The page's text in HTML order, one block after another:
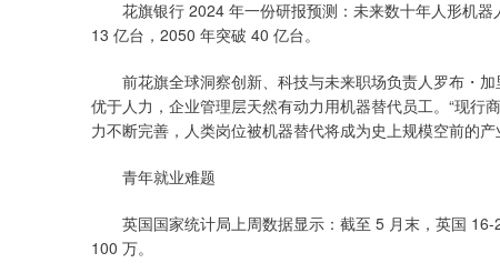
花旗银行 2024 年一份研报预测：未来数十年人形机器
13 亿台，2050 年突破 40 亿台。
前花旗全球洞察创新、科技与未来职场负责人罗布・加
优于人力，企业管理层天然有动力用机器替代员工。“现
力不断完善，人类岗位被机器替代将成为史上规模空前的产
青年就业难题
英国国家统计局上周数据显示：截至 5 月末，英国 16-
100 万。